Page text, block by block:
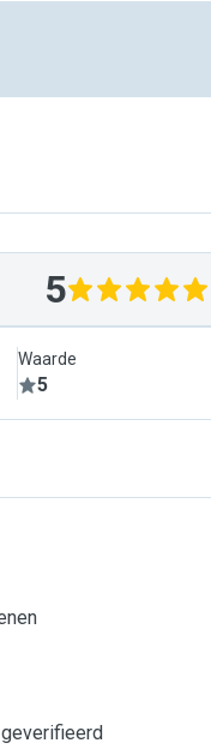
5
Waarde
5